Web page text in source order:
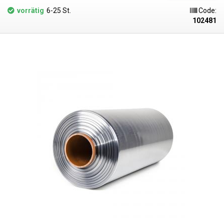
beim Einschweißen perfekt der Form des Produkts an und eignen sich
daher auch für die Verpackung von formintensiven Produkten. Zum
erforderlich - idealerweise in einer so genannten Heißluft-
Substanzen, die beim Schweißen freigesetzt werden, für den direkten
Kontakt mit Lebensmitteln nicht sehr geeignet. Insbesondere Polyolefin-
Schrumpffolien (PF) eignen sich für das Einschweißen von
Lebensmitteln in Schrumpffolien, da sie lebensmittelecht sind.
Länge: 400 m Breite: 300 mm Dicke: 30 Mikrometer (0,030
mm) Schrumpfungstemperatur: >90°C Schrumpfungsrate: 1,6 : 1
Folienart: PVC Form: halber Ärmel (L) Innendurchmesser der Rolle: 75
vorrätig 6-25 St.
Code:
102481